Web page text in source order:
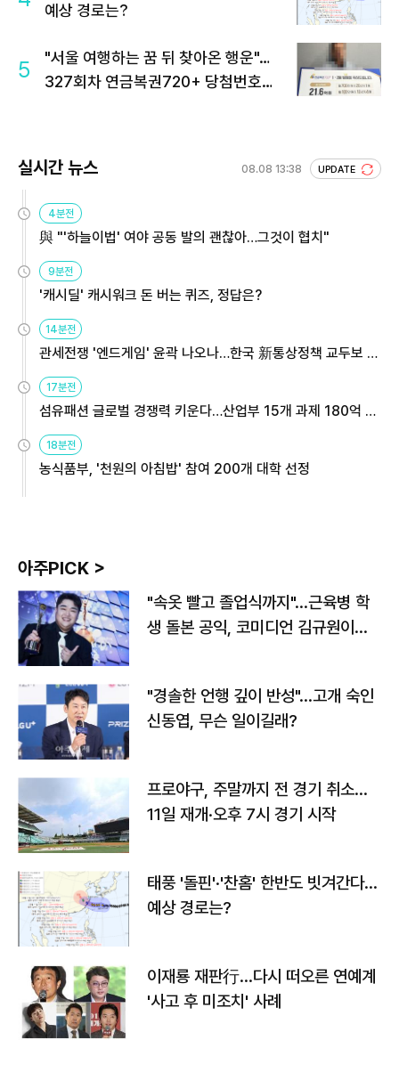
예상 경로는?
5
"서울 여행하는 꿈 뒤 찾아온 행운"…
327회차 연금복권720+ 당첨번호조
실시간 뉴스 08.08 13:38 UPDATE
4분전
與 "'하늘이법' 여야 공동 발의 괜찮아…그것이 협치"
9분전
'캐시딜' 캐시워크 돈 버는 퀴즈, 정답은?
14분전
관세전쟁 '엔드게임' 윤곽 나오나…한국 新통상정책 교두보 활
용해야
17분전
섬유패션 글로벌 경쟁력 키운다…산업부 15개 과제 180억 지
원
18분전
농식품부, '천원의 아침밥' 참여 200개 대학 선정
아주PICK >
"속옷 빨고 졸업식까지"…근육병 학
생 돌본 공익, 코미디언 김규원이었
"경솔한 언행 깊이 반성"…고개 숙인
신동엽, 무슨 일이길래?
프로야구, 주말까지 전 경기 취소…
11일 재개·오후 7시 경기 시작
태풍 '돌핀'·'찬홈' 한반도 빗겨간다…
예상 경로는?
이재룡 재판行…다시 떠오른 연예계
'사고 후 미조치' 사례